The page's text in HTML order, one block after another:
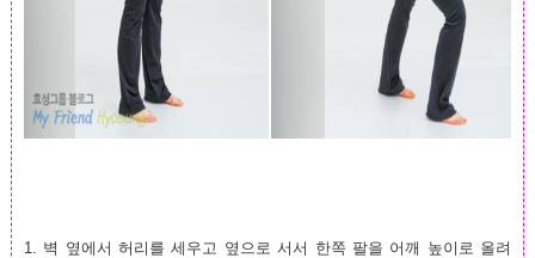
1. 벽 옆에서 허리를 세우고 옆으로 서서 한쪽 팔을 어깨 높이로 올려